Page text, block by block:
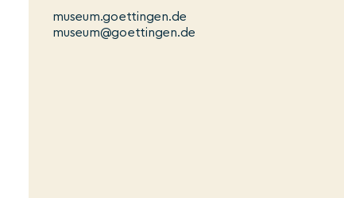
museum.goettingen.de
museum@goettingen.de